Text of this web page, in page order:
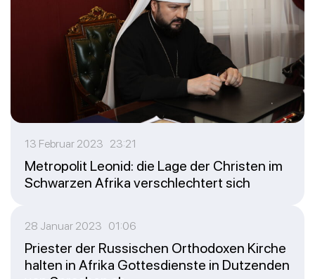
13 Februar 2023 23:21
Metropolit Leonid: die Lage der Christen im
Schwarzen Afrika verschlechtert sich
28 Januar 2023 01:06
Priester der Russischen Orthodoxen Kirche
halten in Afrika Gottesdienste in Dutzenden